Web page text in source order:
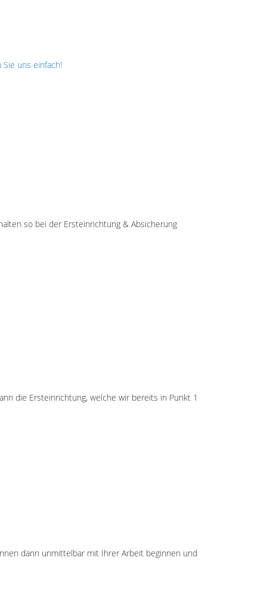
uns einfach!
so bei der Ersteinrichtung & Absicherung
die Ersteinrichtung, welche wir bereits in Punkt 1
dann unmittelbar mit Ihrer Arbeit beginnen und